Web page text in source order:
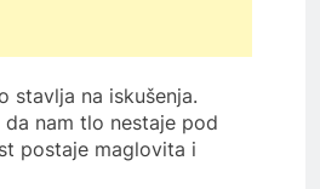
stavlja na iskušenja.
nam tlo nestaje pod
postaje maglovita i